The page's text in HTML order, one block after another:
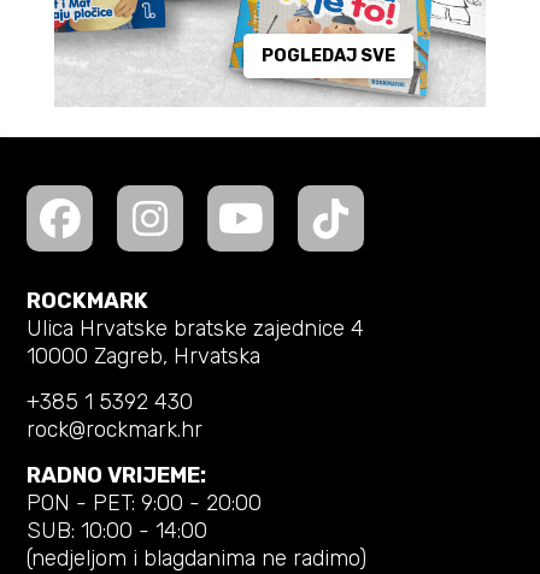
POGLEDAJ SVE
ROCKMARK
Ulica Hrvatske bratske zajednice 4
10000 Zagreb, Hrvatska
+385 1 5392 430
rock@rockmark.hr
RADNO VRIJEME:
PON - PET: 9:00 - 20:00
SUB: 10:00 - 14:00
(nedjeljom i blagdanima ne radimo)